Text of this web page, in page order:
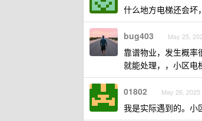
什么地方电梯还会坏
bug403 May 25,
靠谱物业，发生概率
就能处理，，小区电
01802 May 26,
我是实际遇到的。小